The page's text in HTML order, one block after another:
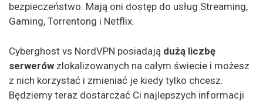
bezpieczeństwo. Mają oni dostęp do usług Streaming,
Gaming, Torrentong i Netflix.
Cyberghost vs NordVPN posiadają dużą liczbę
serwerów zlokalizowanych na całym świecie i możesz
z nich korzystać i zmieniać je kiedy tylko chcesz.
Będziemy teraz dostarczać Ci najlepszych informacji